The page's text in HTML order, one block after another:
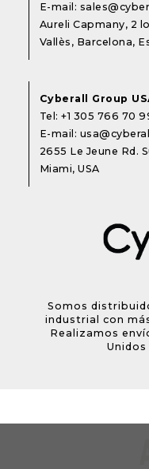
E-mail:
Aureli Capmany, 2
Vallès, Barcelona,
Cyberall Group
Tel:+1 305 766 70
E-mail:
2655 Le Jeune Rd.
Miami, USA
Somos
industrial con
Realizamos